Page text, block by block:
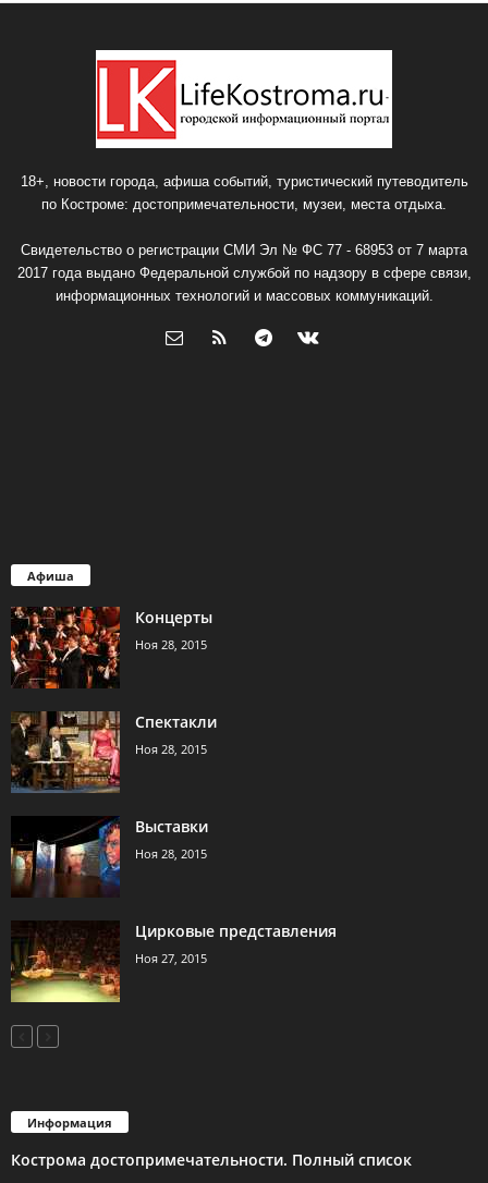
18+, новости города, афиша событий, туристический путеводитель
по Костроме: достопримечательности, музеи, места отдыха.
Свидетельство о регистрации СМИ Эл № ФС 77 - 68953 от 7 марта
2017 года выдано Федеральной службой по надзору в сфере связи,
информационных технологий и массовых коммуникаций.
Афиша
Концерты
Ноя 28, 2015
Спектакли
Ноя 28, 2015
Выставки
Ноя 28, 2015
Цирковые представления
Ноя 27, 2015
Информация
Кострома достопримечательности. Полный список